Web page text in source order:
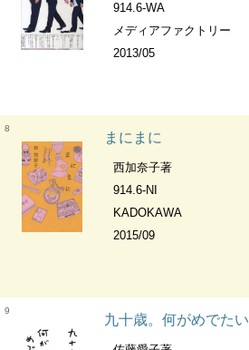
914.6-WA
メディアファクトリー
2013/05
8
まにまに
西加奈子著
914.6-NI
KADOKAWA
2015/09
9
九十歳。何がめでたい